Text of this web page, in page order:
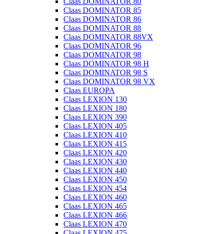
Claas DOMINATOR 85
Claas DOMINATOR 86
Claas DOMINATOR 88
Claas DOMINATOR 88VX
Claas DOMINATOR 96
Claas DOMINATOR 98
Claas DOMINATOR 98 H
Claas DOMINATOR 98 S
Claas DOMINATOR 98 VX
Claas EUROPA
Claas LEXION 130
Claas LEXION 180
Claas LEXION 390
Claas LEXION 405
Claas LEXION 410
Claas LEXION 415
Claas LEXION 420
Claas LEXION 430
Claas LEXION 440
Claas LEXION 450
Claas LEXION 454
Claas LEXION 460
Claas LEXION 465
Claas LEXION 466
Claas LEXION 470